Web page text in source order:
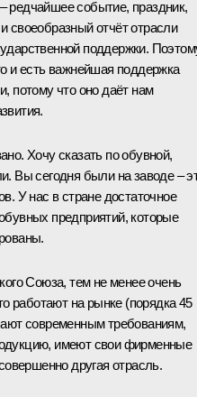
редчайшее событие, праздник,
своеобразный отчёт отрасли
поддержки.
и есть важнейшая поддержка
потому что оно даёт нам
Хочу сказать по обувной,
Вы сегодня были на заводе –
У нас в стране достаточное
предприятий, которые
Союза, тем не менее очень
работают на рынке (порядка 45
современным требованиям,
имеют свои фирменные
другая отрасль.